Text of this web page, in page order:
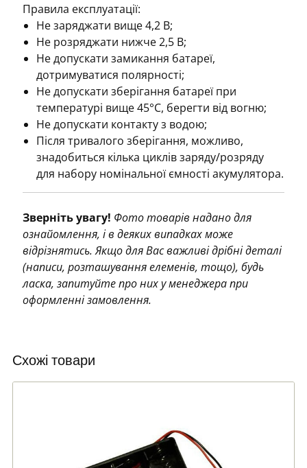
Правила експлуатації:
Не заряджати вище 4,2 В;
Не розряджати нижче 2,5 В;
Не допускати замикання батареї,
дотримуватися полярності;
Не допускати зберігання батареї при
температурі вище 45°С, берегти від вогню;
Не допускати контакту з водою;
Після тривалого зберігання, можливо,
знадобиться кілька циклів заряду/розряду
для набору номінальної ємності акумулятора.
Зверніть увагу! Фото товарів надано для
ознайомлення, і в деяких випадках може
відрізнятись. Якщо для Вас важливі дрібні деталі
(написи, розташування елеменів, тощо), будь
ласка, запитуйте про них у менеджера при
оформленні замовлення.
Схожі товари